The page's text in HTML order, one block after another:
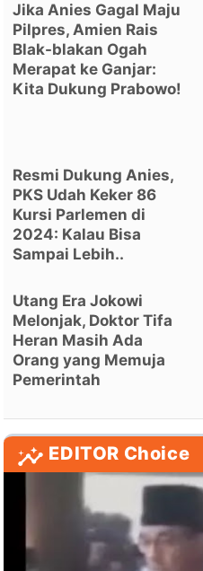
Jika Anies Gagal Maju
Pilpres, Amien Rais
Blak-blakan Ogah
Merapat ke Ganjar:
Kita Dukung Prabowo!
Resmi Dukung Anies,
PKS Udah Keker 86
Kursi Parlemen di
2024: Kalau Bisa
Sampai Lebih..
Utang Era Jokowi
Melonjak, Doktor Tifa
Heran Masih Ada
Orang yang Memuja
Pemerintah
EDITOR Choice